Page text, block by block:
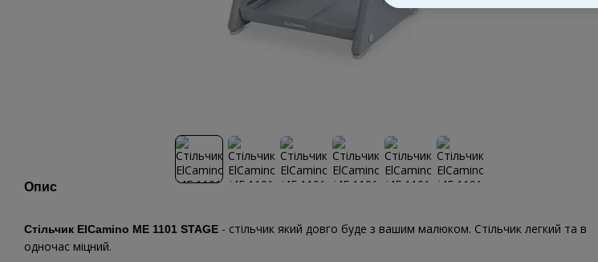
Опис
Стільчик ElCamino ME 1101 STAGE - стільчик який довго буде з вашим малюком. Стільчик легкий та в
одночас міцний.